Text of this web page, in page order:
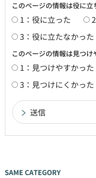
このページの情報は役に立
1：役に立った
3：役に立たなかった
このページの情報は見つけ
1：見つけやすかった
3：見つけにくかった